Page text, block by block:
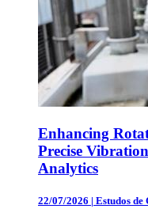
Enhancing
Precise
Analytics
22/07/2026 | Estudos de